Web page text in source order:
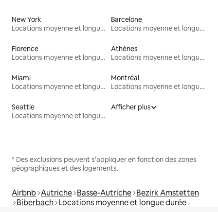
New York
Locations moyenne et longue durée
Barcelone
Locations moyenne et longue durée
Florence
Locations moyenne et longue durée
Athènes
Locations moyenne et longue durée
Miami
Locations moyenne et longue durée
Montréal
Locations moyenne et longue durée
Seattle
Locations moyenne et longue durée
Afficher plus
* Des exclusions peuvent s'appliquer en fonction des zones
géographiques et des logements.
Airbnb Autriche Basse-Autriche Bezirk Amstetten
Biberbach Locations moyenne et longue durée